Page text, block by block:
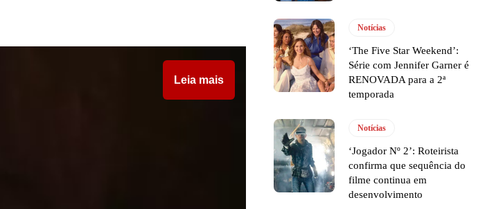
Leia mais
Notícias
‘The Five Star Weekend’:
Série com Jennifer Garner é
RENOVADA para a 2ª
temporada
Notícias
‘Jogador Nº 2’: Roteirista
confirma que sequência do
filme continua em
desenvolvimento